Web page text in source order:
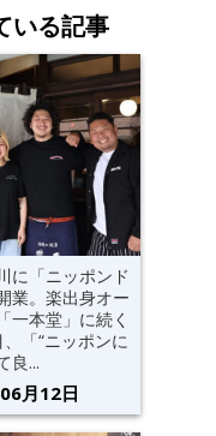
いる記事
に「ニッポンド
業。楽出身オー
一本堂」に続く
「“ニッポンに
良...
月12日